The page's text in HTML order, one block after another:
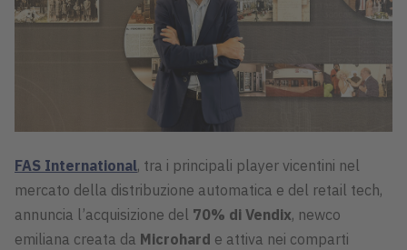
FAS International, tra i principali player vicentini nel
mercato della distribuzione automatica e del retail tech,
annuncia l’acquisizione del 70% di Vendix, newco
emiliana creata da Microhard e attiva nei comparti